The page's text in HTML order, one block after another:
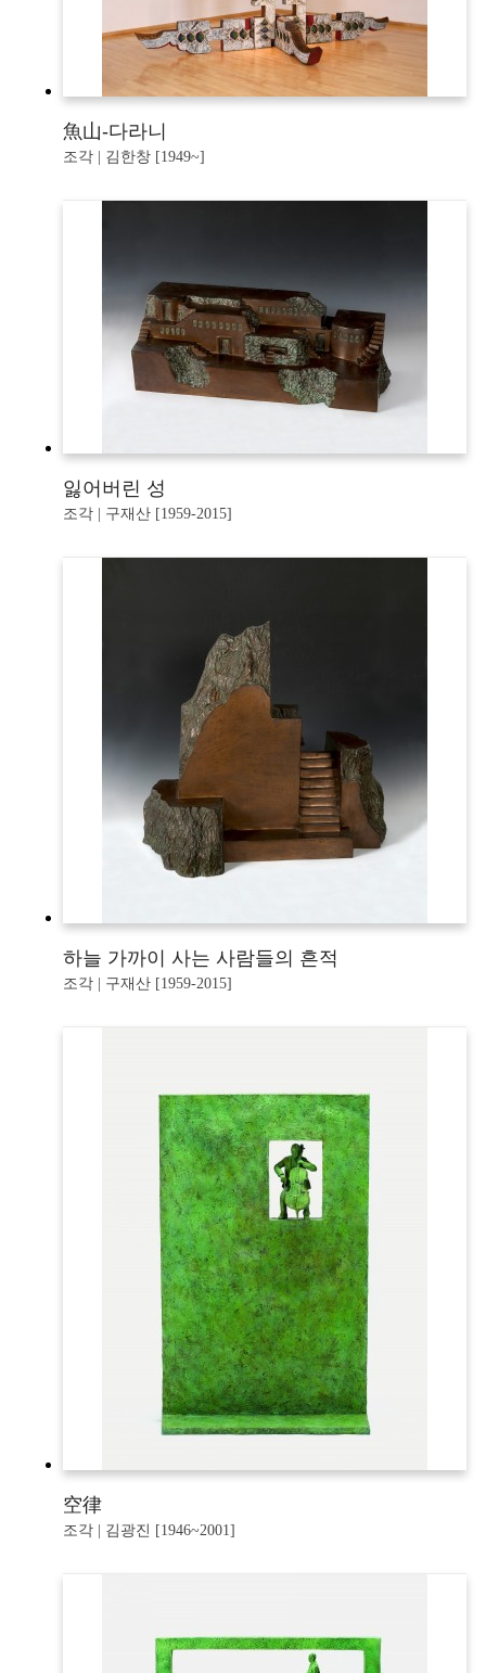
魚山-다라니
조각 | 김한창 [1949~]
잃어버린 성
조각 | 구재산 [1959-2015]
하늘 가까이 사는 사람들의 흔적
조각 | 구재산 [1959-2015]
空律
조각 | 김광진 [1946~2001]